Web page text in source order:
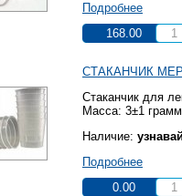
Подробнее
168.00
СТАКАНЧИК
Стаканчик для
Масса: 3±1
Наличие:
Подробнее
0.00